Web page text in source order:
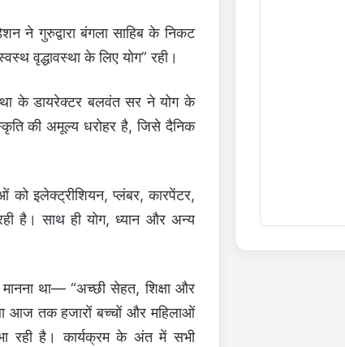
ने गुरुद्वारा बंगला साहिब के निकट
वृद्धावस्था के लिए योग” रही।
के डायरेक्टर बलवंत सर ने योग के
की अमूल्य धरोहर है, जिसे दैनिक
को इलेक्ट्रीशियन, प्लंबर, कारपेंटर,
है। साथ ही योग, ध्यान और अन्य
था— “अच्छी सेहत, शिक्षा और
आज तक हजारों बच्चों और महिलाओं
रही है। कार्यक्रम के अंत में सभी